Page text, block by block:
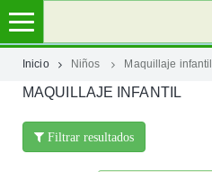
MI
Inicio Niños Maquillaje infantil
MAQUILLAJE INFANTIL
Filtrar resultados